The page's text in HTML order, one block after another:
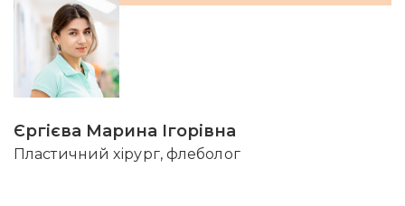
Єргієва Марина Ігорівна
Пластичний хірург, флеболог